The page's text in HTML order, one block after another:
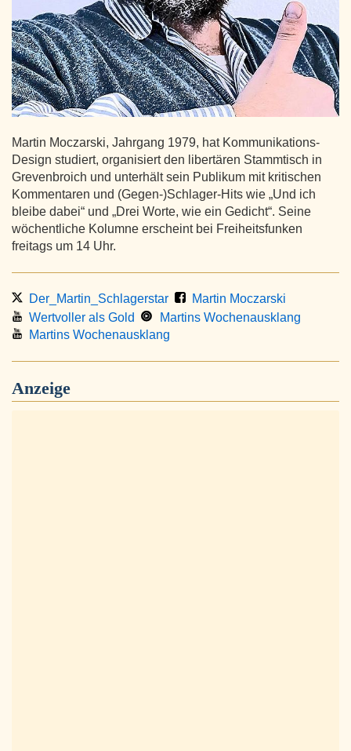
Martin Moczarski, Jahrgang 1979, hat Kommunikations-
Design studiert, organisiert den libertären Stammtisch in
Grevenbroich und unterhält sein Publikum mit kritischen
Kommentaren und (Gegen-)Schlager-Hits wie „Und ich
bleibe dabei“ und „Drei Worte, wie ein Gedicht“. Seine
wöchentliche Kolumne erscheint bei Freiheitsfunken
freitags um 14 Uhr.
Der_Martin_Schlagerstar
Martin Moczarski
Wertvoller als Gold
Martins Wochenausklang
Martins Wochenausklang
Anzeige